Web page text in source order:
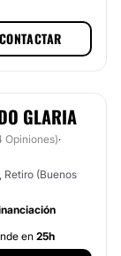
CONTACTAR
GLARIA
Opiniones)·
Retiro (Buenos
en 25h